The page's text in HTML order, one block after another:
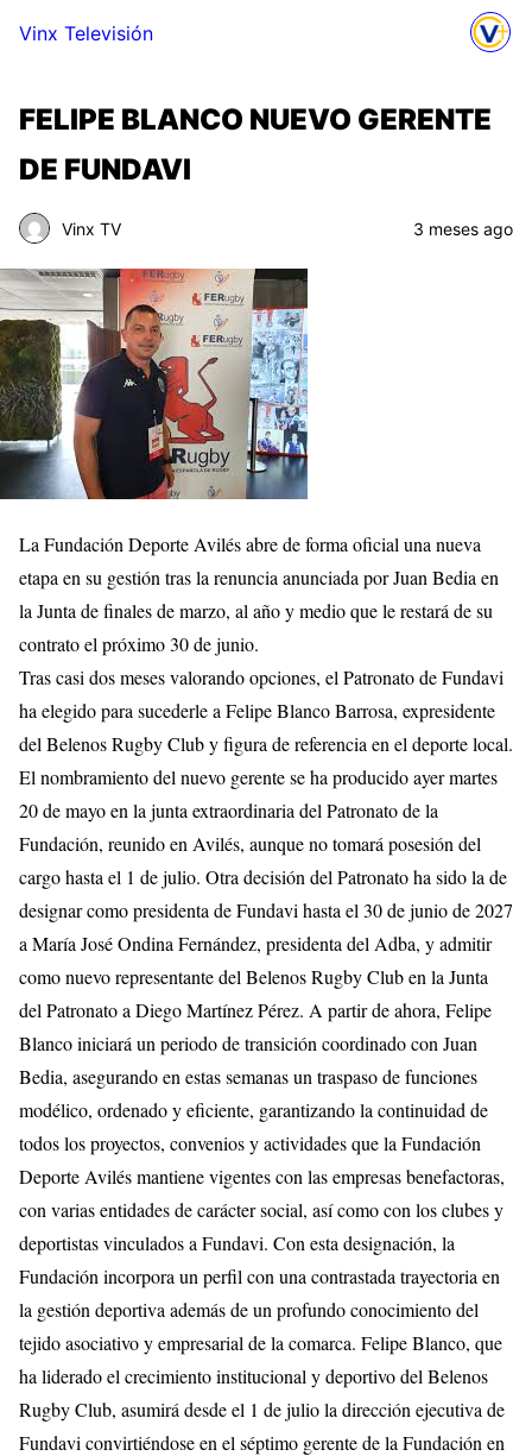
Vinx Televisión
FELIPE BLANCO NUEVO GERENTE
DE FUNDAVI
Vinx TV 3 meses ago
La Fundación Deporte Avilés abre de forma oficial una nueva
etapa en su gestión tras la renuncia anunciada por Juan Bedia en
la Junta de finales de marzo, al año y medio que le restará de su
contrato el próximo 30 de junio.
Tras casi dos meses valorando opciones, el Patronato de Fundavi
ha elegido para sucederle a Felipe Blanco Barrosa, expresidente
del Belenos Rugby Club y figura de referencia en el deporte local.
El nombramiento del nuevo gerente se ha producido ayer martes
20 de mayo en la junta extraordinaria del Patronato de la
Fundación, reunido en Avilés, aunque no tomará posesión del
cargo hasta el 1 de julio. Otra decisión del Patronato ha sido la de
designar como presidenta de Fundavi hasta el 30 de junio de 2027
a María José Ondina Fernández, presidenta del Adba, y admitir
como nuevo representante del Belenos Rugby Club en la Junta
del Patronato a Diego Martínez Pérez. A partir de ahora, Felipe
Blanco iniciará un periodo de transición coordinado con Juan
Bedia, asegurando en estas semanas un traspaso de funciones
modélico, ordenado y eficiente, garantizando la continuidad de
todos los proyectos, convenios y actividades que la Fundación
Deporte Avilés mantiene vigentes con las empresas benefactoras,
con varias entidades de carácter social, así como con los clubes y
deportistas vinculados a Fundavi. Con esta designación, la
Fundación incorpora un perfil con una contrastada trayectoria en
la gestión deportiva además de un profundo conocimiento del
tejido asociativo y empresarial de la comarca. Felipe Blanco, que
ha liderado el crecimiento institucional y deportivo del Belenos
Rugby Club, asumirá desde el 1 de julio la dirección ejecutiva de
Fundavi convirtiéndose en el séptimo gerente de la Fundación en